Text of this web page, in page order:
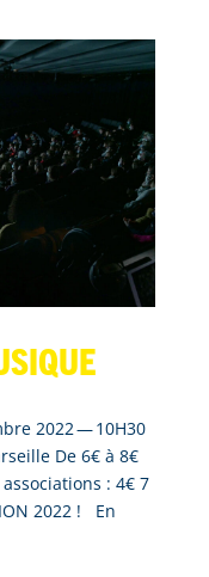
2022 — 10H30
De 6€ à 8€
: 4€ 7
2022 ! En